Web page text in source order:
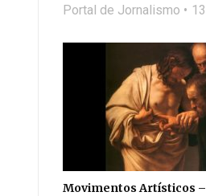
Portal de Jornalismo
Movimentos Artísticos